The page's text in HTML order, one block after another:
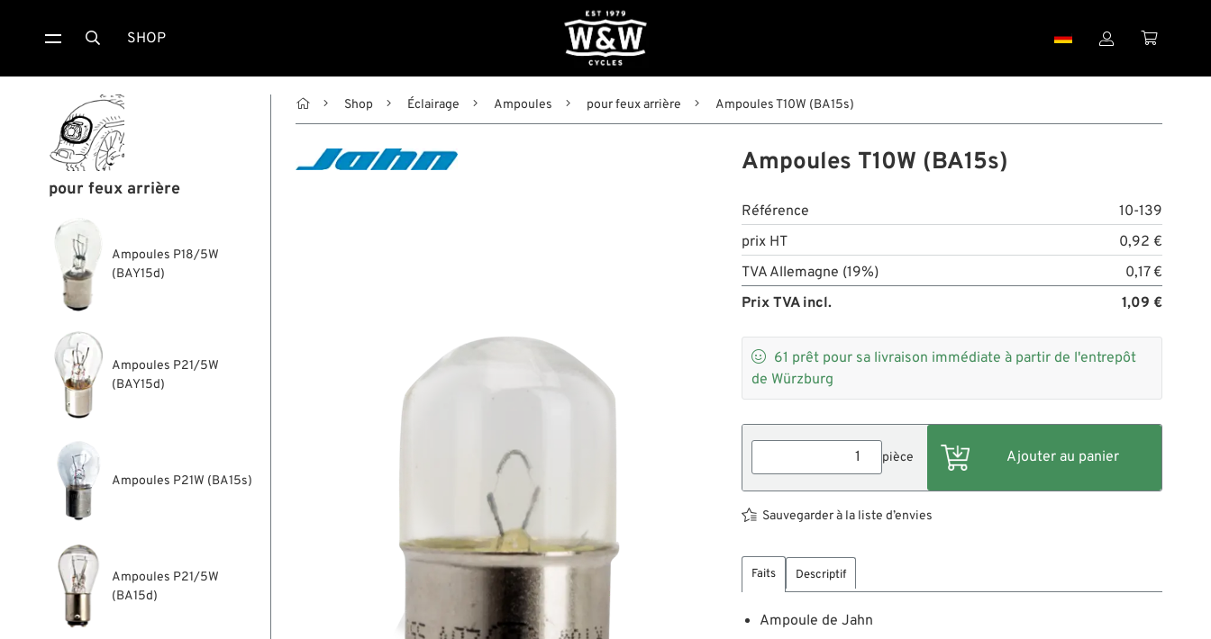
 SHOP  
pour feux arrière
Ampoules P18/5W
(BAY15d)
Ampoules P21/5W
(BAY15d)
Ampoules P21W (BA15s)
Ampoules P21/5W
(BA15d)
 Shop Éclairage Ampoules pour feux arrière Ampoules T10W (BA15s)
Ampoules T10W (BA15s)
Référence
10-139
prix HT
0,92 €
TVA Allemagne (19%)
0,17 €
Prix TVA incl.
1,09 €
 61 prêt pour sa livraison immédiate à partir de l'entrepôt
de Würzburg
pièce
Sauvegarder à la liste d’envies
Faits Descriptif
Ampoule de Jahn